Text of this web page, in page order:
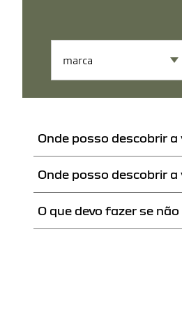
Onde posso descobrir
Pode consultar a versão de
apenas alguns cliques.
Onde posso descobrir
Pode consultar a versão de
O que devo fazer se
Caso encontre a marca e o